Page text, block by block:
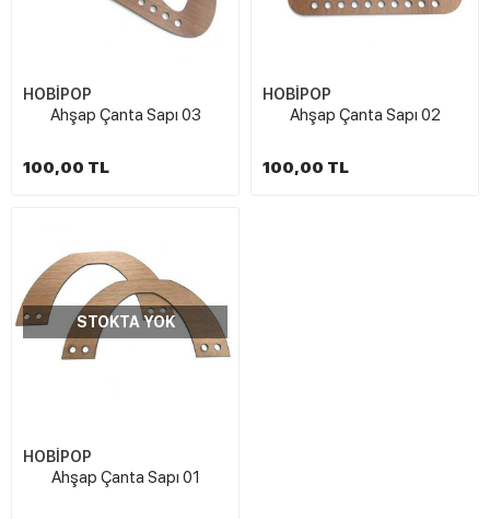
HOBİPOP
Ahşap Çanta Sapı 03
100,00 TL
HOBİPOP
Ahşap Çanta Sapı 02
100,00 TL
STOKTA YOK
HOBİPOP
Ahşap Çanta Sapı 01